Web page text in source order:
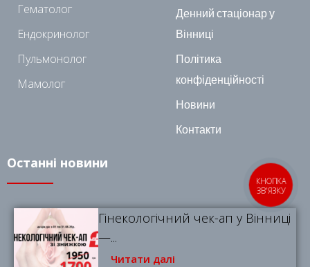
Гематолог
Ендокринолог
Пульмонолог
Мамолог
Денний стаціонар у
Вінниці
Політика
конфіденційності
Новини
Контакти
Останні новини
Гінекологічний чек-ап у Вінниці
—...
Читати далі
КНОПКА
ЗВ'ЯЗКУ